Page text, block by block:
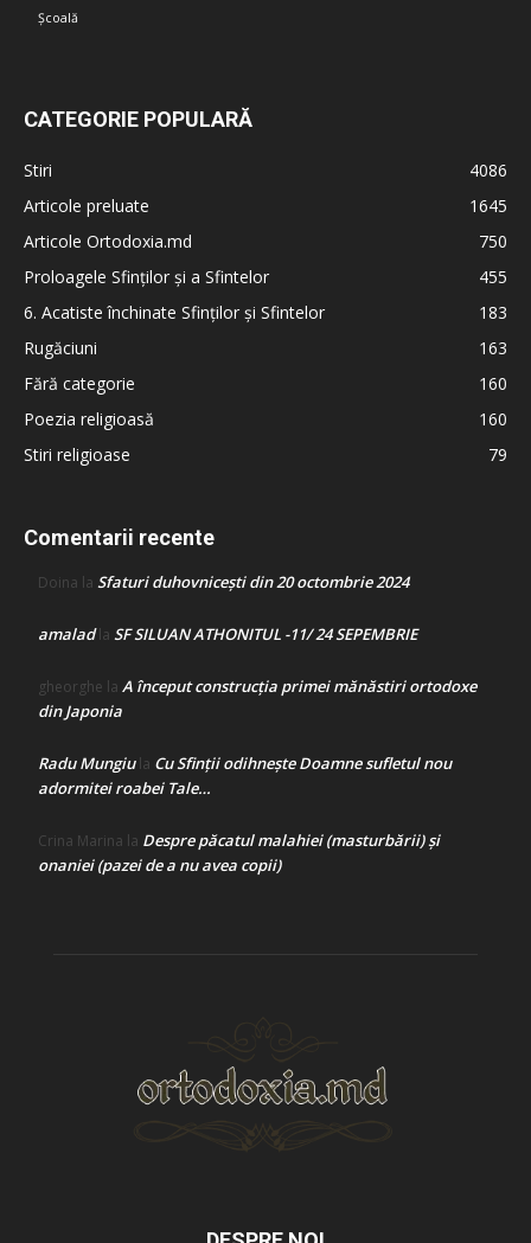
Școală
CATEGORIE POPULARĂ
Stiri
4086
Articole preluate
1645
Articole Ortodoxia.md
750
Proloagele Sfinților și a Sfintelor
455
6. Acatiste închinate Sfinților și Sfintelor
183
Rugăciuni
163
Fără categorie
160
Poezia religioasă
160
Stiri religioase
79
Comentarii recente
Doina la Sfaturi duhovnicești din 20 octombrie 2024
amaladla SF SILUAN ATHONITUL -11/ 24 SEPEMBRIE
gheorghe la A început construcţia primei mănăstiri ortodoxe
din Japonia
Radu Mungiula Cu Sfinții odihnește Doamne sufletul nou
adormitei roabei Tale…
Crina Marina la Despre păcatul malahiei (masturbării) şi
onaniei (pazei de a nu avea copii)